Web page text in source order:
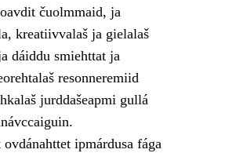
čuolmmaid, ja
kreatiivvalaš ja gielalaš
dáiddu smiehttat ja
resonneremiid
jurddašeapmi gullá
ipmárdusa fága